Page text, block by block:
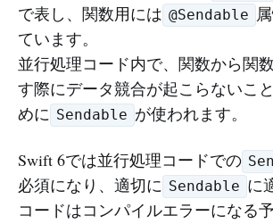
で表し、関数用には @Sendable
ています。
並行処理コード内で、関数から関
す際にデータ競合が起こらないこ
めに Sendable が使われます。
Swift 6では並行処理コードでの
必須になり、適切に Sendable に
コードはコンパイルエラーになる